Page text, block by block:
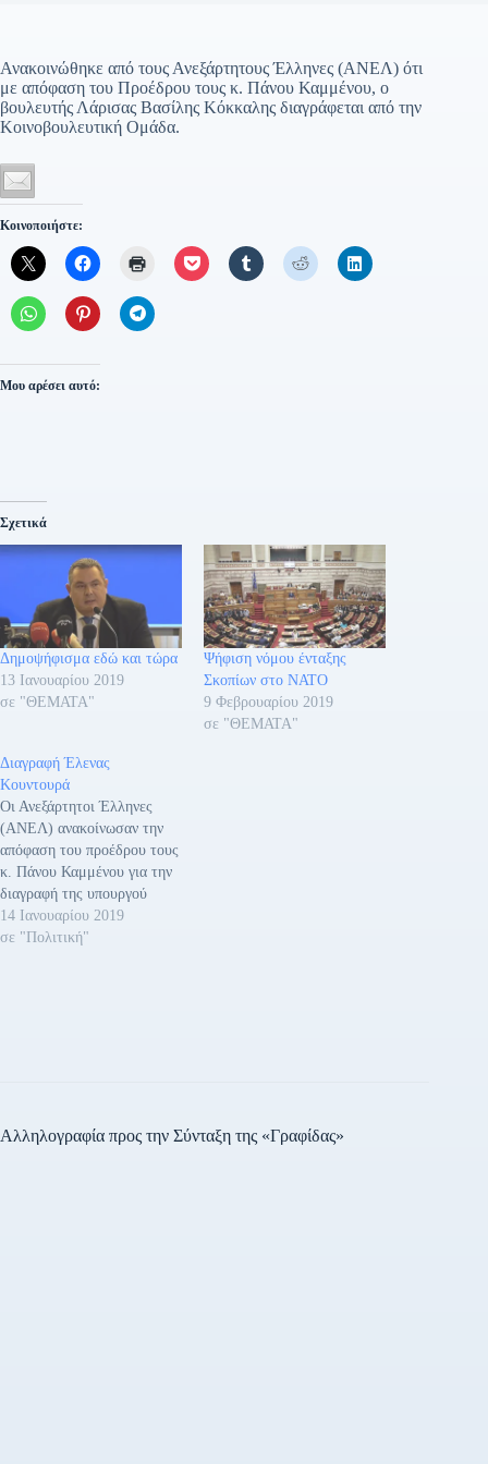
Ανακοινώθηκε από τους Ανεξάρτητους Έλληνες (ΑΝΕΛ) ότι
με απόφαση του Προέδρου τους κ. Πάνου Καμμένου, ο
βουλευτής Λάρισας Βασίλης Κόκκαλης διαγράφεται από την
Κοινοβουλευτική Ομάδα.
Κοινοποιήστε:
Μου αρέσει αυτό:
Σχετικά
Δημοψήφισμα εδώ και τώρα
13 Ιανουαρίου 2019
σε "ΘΕΜΑΤΑ"
Ψήφιση νόμου ένταξης
Σκοπίων στο ΝΑΤΟ
9 Φεβρουαρίου 2019
σε "ΘΕΜΑΤΑ"
Διαγραφή Έλενας
Κουντουρά
Οι Ανεξάρτητοι Έλληνες
(ΑΝΕΛ) ανακοίνωσαν την
απόφαση του προέδρου τους
κ. Πάνου Καμμένου για την
διαγραφή της υπουργού
Τουρισμού και βουλευτή Α΄
Αθηνών από την
14 Ιανουαρίου 2019
σε "Πολιτική"
Αλληλογραφία προς την Σύνταξη της «Γραφίδας»